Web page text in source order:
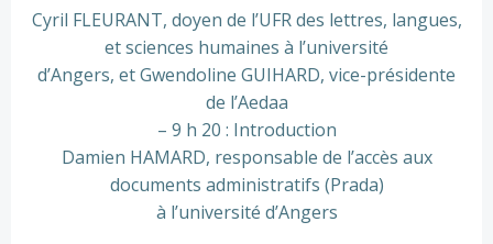
Cyril FLEURANT, doyen de l’UFR des lettres, langues,
et sciences humaines à l’université
d’Angers, et Gwendoline GUIHARD, vice-présidente
de l’Aedaa
– 9 h 20 : Introduction
Damien HAMARD, responsable de l’accès aux
documents administratifs (Prada)
à l’université d’Angers